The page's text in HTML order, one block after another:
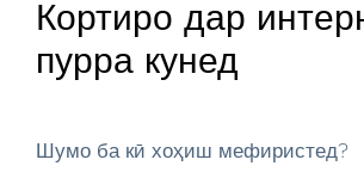
Кортиро дар
пурра кунед
Шумо ба кӣ хоҳиш мефиристед?